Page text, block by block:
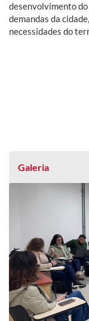
desenvolvimento
demandas da
necessidades do
Galeria